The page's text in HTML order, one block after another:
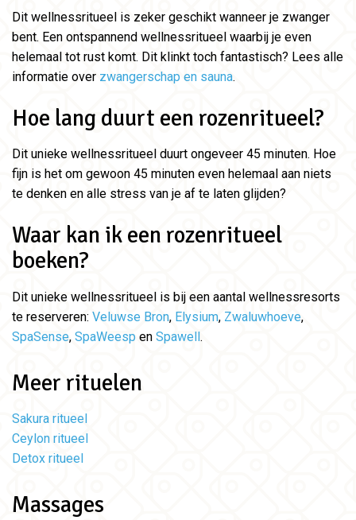
Dit wellnessritueel is zeker geschikt wanneer je zwanger
bent. Een ontspannend wellnessritueel waarbij je even
helemaal tot rust komt. Dit klinkt toch fantastisch? Lees alle
informatie over zwangerschap en sauna.
Hoe lang duurt een rozenritueel?
Dit unieke wellnessritueel duurt ongeveer 45 minuten. Hoe
fijn is het om gewoon 45 minuten even helemaal aan niets
te denken en alle stress van je af te laten glijden?
Waar kan ik een rozenritueel
boeken?
Dit unieke wellnessritueel is bij een aantal wellnessresorts
te reserveren: Veluwse Bron, Elysium, Zwaluwhoeve,
SpaSense, SpaWeesp en Spawell.
Meer rituelen
Sakura ritueel
Ceylon ritueel
Detox ritueel
Massages